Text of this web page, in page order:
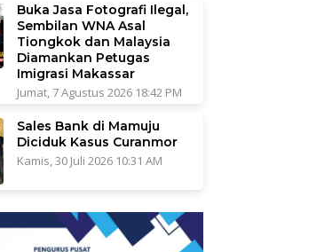
Buka Jasa Fotografi Ilegal,
Sembilan WNA Asal
Tiongkok dan Malaysia
Diamankan Petugas
Imigrasi Makassar
Jumat, 7 Agustus 2026 18:42 PM
Sales Bank di Mamuju
Diciduk Kasus Curanmor
Kamis, 30 Juli 2026 10:31 AM